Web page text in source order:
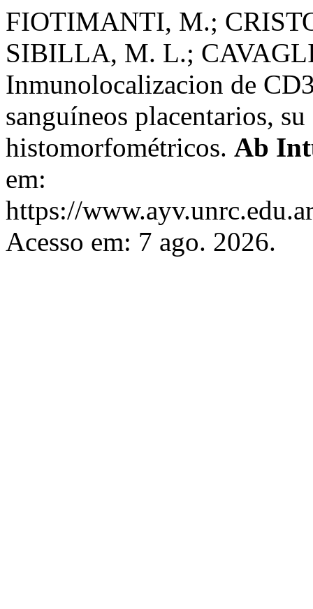
FIOTIMANTI, M.;
SIBILLA, M. L.;
Inmunolocalizacion de
sanguíneos placentarios,
histomorfométricos. Ab
em:
https://
Acesso em: 7 ago. 2026.